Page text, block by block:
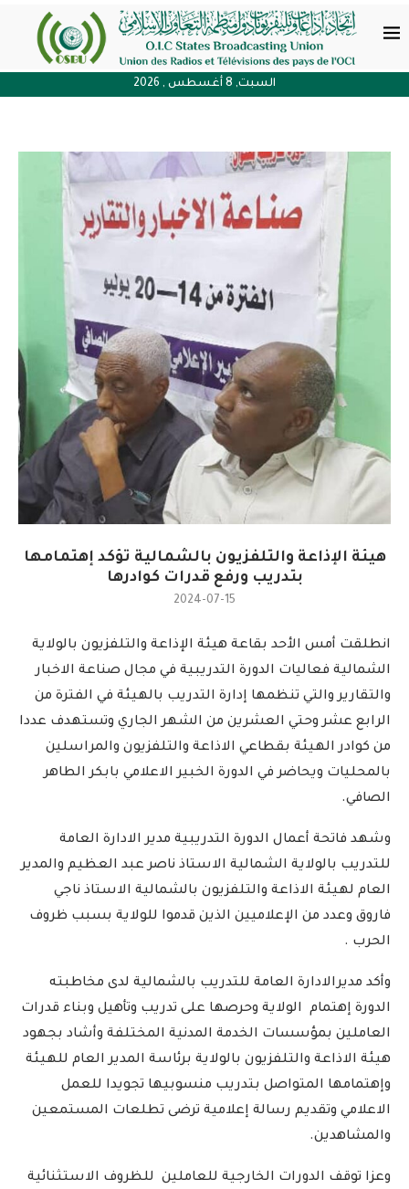
السبت, 8 أغسطس , 2026
هيئة الإذاعة والتلفزيون بالشمالية تؤكد إهتمامها
بتدريب ورفع قدرات كوادرها
2024-07-15
انطلقت أمس الأحد بقاعة هيئة الإذاعة والتلفزيون بالولاية
الشمالية فعاليات الدورة التدريبية في مجال صناعة الاخبار
والتقارير والتي تنظمها إدارة التدريب بالهيئة في الفترة من
الرابع عشر وحتي العشرين من الشهر الجاري وتستهدف عددا
من كوادر الهيئة بقطاعي الاذاعة والتلفزيون والمراسلين
بالمحليات ويحاضر في الدورة الخبير الاعلامي بابكر الطاهر
الصافي.
وشهد فاتحة أعمال الدورة التدريبية مدير الادارة العامة
للتدريب بالولاية الشمالية الاستاذ ناصر عبد العظيم والمدير
العام لهيئة الاذاعة والتلفزيون بالشمالية الاستاذ ناجي
فاروق وعدد من الإعلاميين الذين قدموا للولاية بسبب ظروف
الحرب .
وأكد مديرالادارة العامة للتدريب بالشمالية لدى مخاطبته
الدورة إهتمام الولاية وحرصها على تدريب وتأهيل وبناء قدرات
العاملين بمؤسسات الخدمة المدنية المختلفة وأشاد بجهود
هيئة الاذاعة والتلفزيون بالولاية برئاسة المدير العام للهيئة
وإهتمامها المتواصل بتدريب منسوبيها تجويدا للعمل
الاعلامي وتقديم رسالة إعلامية ترضى تطلعات المستمعين
والمشاهدين.
وعزا توقف الدورات الخارجية للعاملين للظروف الاستثنائية